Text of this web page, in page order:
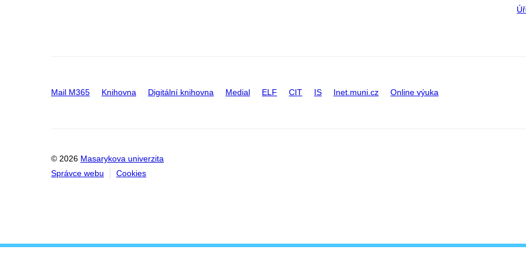
Mail M365 Knihovna Digitální knihovna Medial ELF CIT IS Inet.muni.cz Online výuka
© 2026 Masarykova univerzita
Správce webu
Cookies